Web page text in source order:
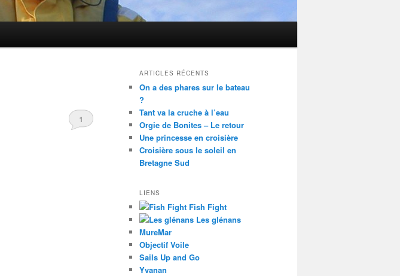
1
ARTICLES RÉCENTS
On a des phares sur le bateau
?
Tant va la cruche à l’eau
Orgie de Bonites – Le retour
Une princesse en croisière
Croisière sous le soleil en
Bretagne Sud
LIENS
Fish Fight
Les glénans
MureMar
Objectif Voile
Sails Up and Go
Yvanan